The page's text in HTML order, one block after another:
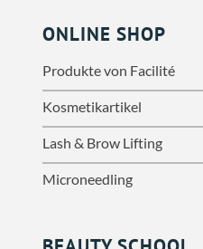
ONLINE SHOP
Produkte von Facilité
Kosmetikartikel
Lash & Brow Lifting
Microneedling